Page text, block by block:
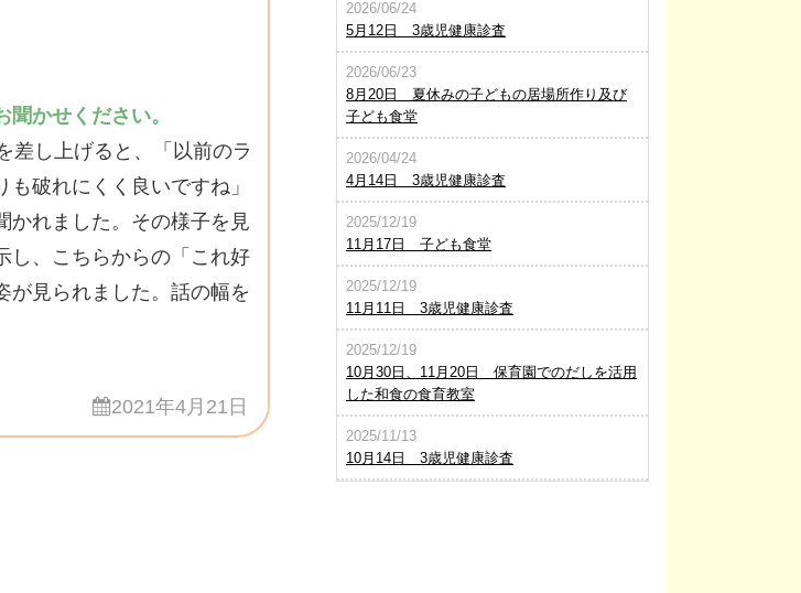
かせください。
し上げると、「以前のラ
破れにくく良いですね」
かれました。その様子を見
し、こちらからの「これ好
が見られました。話の幅を
2021年4月21日
2026/06/24
5月12日 3歳児健康診査
2026/06/23
8月20日 夏休みの子どもの居場所作り及び
子ども食堂
2026/04/24
4月14日 3歳児健康診査
2025/12/19
11月17日 子ども食堂
2025/12/19
11月11日 3歳児健康診査
2025/12/19
10月30日、11月20日 保育園でのだしを活用
した和食の食育教室
2025/11/13
10月14日 3歳児健康診査